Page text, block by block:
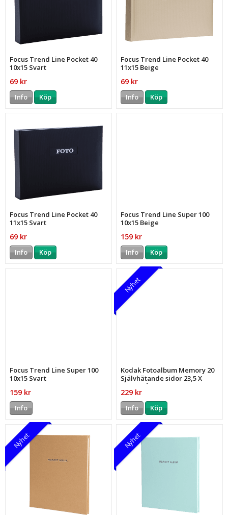
Focus Trend Line Pocket 40
10x15 Svart
69 kr
Info Köp
Focus Trend Line Pocket 40
11x15 Beige
69 kr
Info Köp
Focus Trend Line Pocket 40
11x15 Svart
69 kr
Info Köp
Focus Trend Line Super 100
10x15 Beige
159 kr
Info Köp
Focus Trend Line Super 100
10x15 Svart
159 kr
Info
Nyhet
Kodak Fotoalbum Memory 20
Självhätande sidor 23,5 X
27cm Blå
229 kr
Info Köp
Nyhet Nyhet